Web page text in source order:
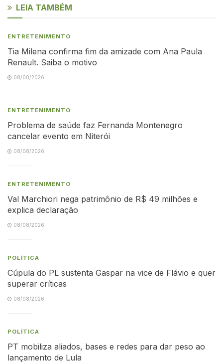
LEIA TAMBÉM
ENTRETENIMENTO
Tia Milena confirma fim da amizade com Ana Paula
Renault. Saiba o motivo
08/08/2026
ENTRETENIMENTO
Problema de saúde faz Fernanda Montenegro
cancelar evento em Niterói
08/08/2026
ENTRETENIMENTO
Val Marchiori nega patrimônio de R$ 49 milhões e
explica declaração
08/08/2026
POLÍTICA
Cúpula do PL sustenta Gaspar na vice de Flávio e quer
superar críticas
08/08/2026
POLÍTICA
PT mobiliza aliados, bases e redes para dar peso ao
lançamento de Lula